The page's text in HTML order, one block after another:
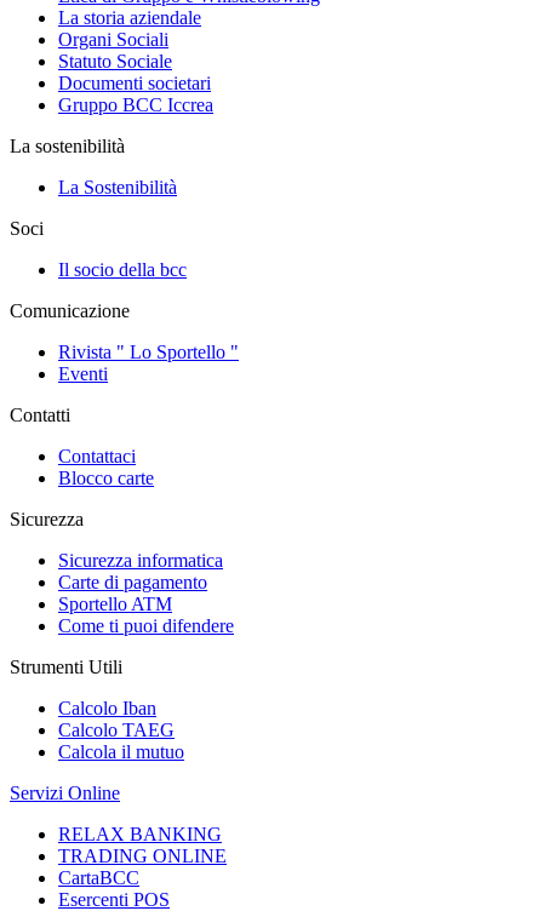
La storia aziendale
Organi Sociali
Statuto Sociale
Documenti societari
Gruppo BCC Iccrea
La sostenibilità
La Sostenibilità
Soci
Il socio della bcc
Comunicazione
Rivista " Lo Sportello "
Eventi
Contatti
Contattaci
Blocco carte
Sicurezza
Sicurezza informatica
Carte di pagamento
Sportello ATM
Come ti puoi difendere
Strumenti Utili
Calcolo Iban
Calcolo TAEG
Calcola il mutuo
Servizi Online
RELAX BANKING
TRADING ONLINE
CartaBCC
Esercenti POS